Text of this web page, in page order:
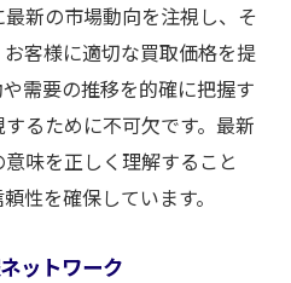
新の市場動向を注視し、そ
客様に適切な買取価格を提
需要の推移を的確に把握す
るために不可欠です。最新
味を正しく理解すること
性を確保しています。
ットワーク